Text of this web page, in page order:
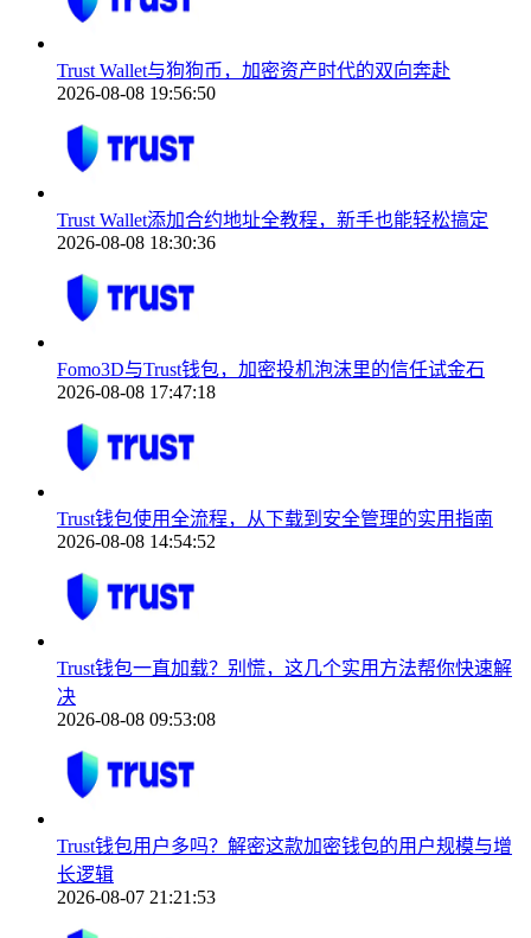
Trust Wallet与狗狗币，加密资产时代的双向奔赴
2026-08-08 19:56:50
Trust Wallet添加合约地址全教程，新手也能轻松搞定
2026-08-08 18:30:36
Fomo3D与Trust钱包，加密投机泡沫里的信任试金石
2026-08-08 17:47:18
Trust钱包使用全流程，从下载到安全管理的实用指南
2026-08-08 14:54:52
Trust钱包一直加载？别慌，这几个实用方法帮你快速解
决
2026-08-08 09:53:08
Trust钱包用户多吗？解密这款加密钱包的用户规模与增
长逻辑
2026-08-07 21:21:53